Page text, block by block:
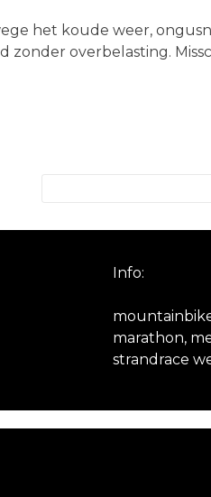
het koude weer,
overbelasting.
Info:
marathon,
strandrace